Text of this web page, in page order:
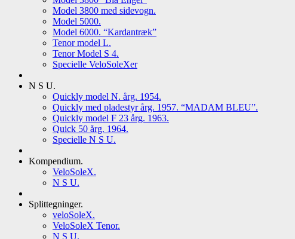
Model 3800 med sidevogn.
Model 5000.
Model 6000. “Kardantræk”
Tenor model L.
Tenor Model S 4.
Specielle VeloSoleXer
N S U.
Quickly model N. årg. 1954.
Quickly med pladestyr årg. 1957. “MADAM BLEU”.
Quickly model F 23 årg. 1963.
Quick 50 årg. 1964.
Specielle N S U.
Kompendium.
VeloSoleX.
N S U.
Splittegninger.
veloSoleX.
VeloSoleX Tenor.
N S U.